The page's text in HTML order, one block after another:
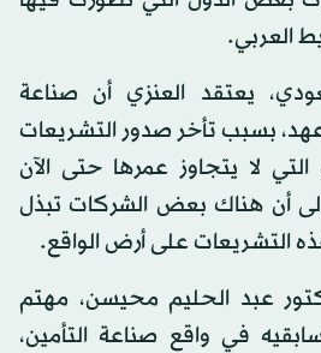
العربي.
يعتقد العنزي أن صناعة
عهد، بسبب تأخر صدور التشريعات
التي لا يتجاوز عمرها حتى الآن
إلى أن هناك بعض الشركات تبذل
التشريعات على أرض الواقع.
عبد الحليم محيسن، مهتم
في واقع صناعة التأمين،